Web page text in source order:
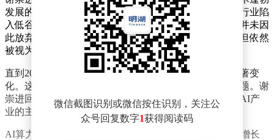
发展的时代。然而，2002年互联网泡沫的破裂，让整个行业陷
入低谷。他所在的团队从七人锐减至仅剩他一人，但他并未因
此放弃。在随后的十年里，光通信行业虽然逐渐复苏，但依然
被视为科技圈的小众领域，鲜有人关注。
直到2023年，全球最大的光通信会议上，气氛发生了显著变
化。这一年，芯片、产能和交付成为了行业内的热门话题。谢
崇进回忆道，十年前他从未预料到，光通信会再次成为AI产
业的主战场。而这一切的转变，离不开GPU的崛起。
AI算力的瓶颈在哪里？黄仁勋曾预言，未来十年算力将增长
微信截图识别或微信按住识别，关注公
众号回复数字1获得阅读码